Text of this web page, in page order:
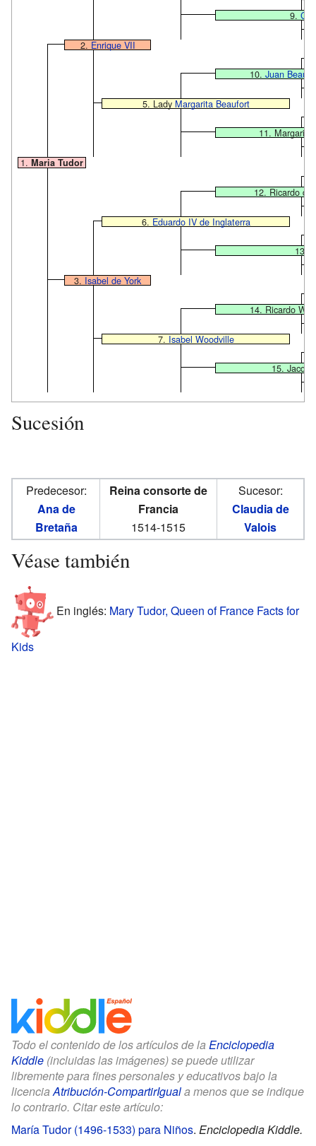
9.
2.Enrique VII
10.Juan
5. LadyMargarita Beaufort
11. Margarita
1.Maria Tudor
12. Ricardo de
6.Eduardo IV de Inglaterra
13.
3.Isabel de York
14. Ricardo
7.Isabel Woodville
15.
Sucesión
Predecesor:
Ana de
Bretaña
Reina consorte de
Francia
1514-1515
Sucesor:
Claudia de
Valois
Véase también
En inglés: Mary Tudor, Queen of France Facts for
Kids
Todo el contenido de los artículos de la Enciclopedia
Kiddle (incluidas las imágenes) se puede utilizar
libremente para fines personales y educativos bajo la
licenciaAtribución-CompartirIguala menos que se indique
lo contrario. Citar este artículo:
María Tudor (1496-1533) para Niños. Enciclopedia Kiddle.